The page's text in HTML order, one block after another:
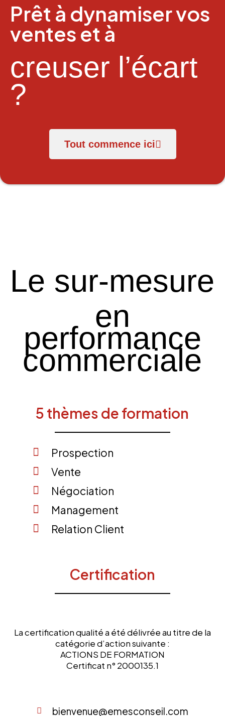
Prêt à dynamiser vos
ventes et à
creuser l’écart
?
Tout commence ici
Le sur-mesure
en
performance
commerciale
5 thèmes de formation
Prospection
Vente
Négociation
Management
Relation Client
Certification
La certification qualité a été délivrée au titre de la
catégorie d’action suivante :
ACTIONS DE FORMATION
Certificat n° 2000135.1
bienvenue@emesconseil.com